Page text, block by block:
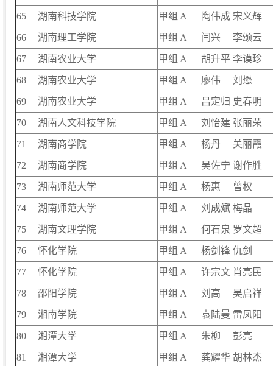
65 湖南科技学院 甲组 A 陶伟成 宋义辉
66 湖南理工学院 甲组 A 闫兴 李颂云
67 湖南农业大学 甲组 A 胡升平 李谟珍
68 湖南农业大学 甲组 A 廖伟 刘懋
69 湖南农业大学 甲组 A 吕定归 史春明
70 湖南人文科技学院 甲组 A 刘怡建 张丽荣
71 湖南商学院 甲组 A 杨丹 关丽霞
72 湖南商学院 甲组 A 吴佐宁 谢作胜
73 湖南师范大学 甲组 A 杨惠 曾权
74 湖南师范大学 甲组 A 刘成斌 梅晶
75 湖南文理学院 甲组 A 何石泉 罗文超
76 怀化学院 甲组 A 杨剑锋 仇剑
77 怀化学院 甲组 A 许宗文 肖亮民
78 邵阳学院 甲组 A 刘高 吴启祥
79 湘南学院 甲组 A 袁陆曼 雷凤阳
80 湘潭大学 甲组 A 朱柳 彭亮
81 湘潭大学 甲组 A 龚耀华 胡林杰